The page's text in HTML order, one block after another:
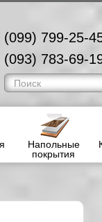
(099) 799-25-
(093) 783-69-
Напольные
покрытия